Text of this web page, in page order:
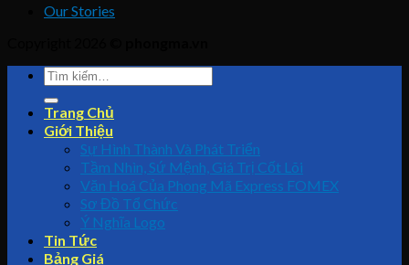
Our Stories
Trang Chủ
Giới Thiệu
Sự Hình Thành Và Phát Triển
Tầm Nhìn, Sứ Mệnh, Giá Trị Cốt Lõi
Văn Hoá Của Phong Mã Express FOMEX
Sơ Đồ Tổ Chức
Ý Nghĩa Logo
Tin Tức
Bảng Giá